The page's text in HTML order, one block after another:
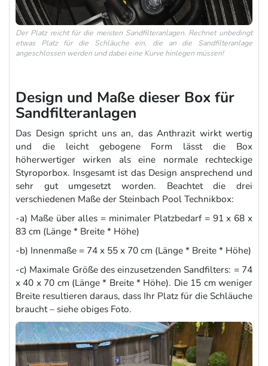
Der Platz reicht für die meisten Sandfilteranlagen. Rechnet unbedingt
etwas Platz für die Schläuche ein, die an die Sandfilteranlage
angeschlossen werden und dabei eine Kurve hinlegen müssen!
Design und Maße dieser Box für
Sandfilteranlagen
Das Design spricht uns an, das Anthrazit wirkt wertig
und die leicht gebogene Form lässt die Box
höherwertiger wirken als eine normale rechteckige
Styroporbox. Insgesamt ist das Design ansprechend und
sehr gut umgesetzt worden. Beachtet die drei
verschiedenen Maße der Steinbach Pool Technikbox:
-a) Maße über alles = minimaler Platzbedarf = 91 x 68 x
83 cm (Länge * Breite * Höhe)
-b) Innenmaße = 74 x 55 x 70 cm (Länge * Breite * Höhe)
-c) Maximale Größe des einzusetzenden Sandfilters: = 74
x 40 x 70 cm (Länge * Breite * Höhe). Die 15 cm weniger
Breite resultieren daraus, dass Ihr Platz für die Schläuche
braucht – siehe obiges Foto.